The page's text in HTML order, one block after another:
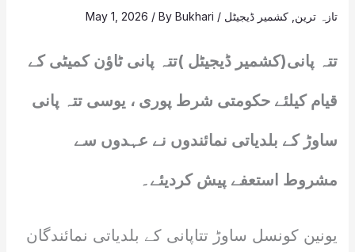
تازہ ترین کشمیر ڈیجیٹل /
May 1, 2026 / ByBukhari
تتہ پانی(کشمیر ڈیجیٹل )تتہ پانی ٹاؤن کمیٹی کے
قیام کیلئے حکومتی شرط پوری ، یوسی تتہ پانی
ساوڑ کے بلدیاتی نمائندوں نے عہدوں سے
مشروط استعفے پیش کردیئے۔
یونین کونسل ساوڑ تتاپانی کے بلدیاتی نمائندگان